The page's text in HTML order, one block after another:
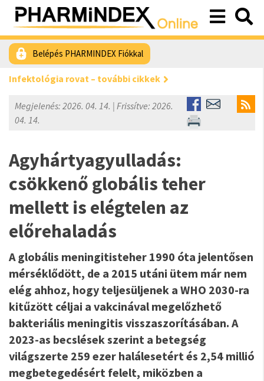
Belépés PHARMINDEX Fiókkal
Infektológia rovat – további cikkek
Megjelenés: 2026. 04. 14. | Frissítve: 2026.
04. 14.
Agyhártyagyulladás:
csökkenő globális teher
mellett is elégtelen az
előrehaladás
A globális meningitisteher 1990 óta jelentősen
mérséklődött, de a 2015 utáni ütem már nem
elég ahhoz, hogy teljesüljenek a WHO 2030-ra
kitűzött céljai a vakcinával megelőzhető
bakteriális meningitis visszaszorításában. A
2023-as becslések szerint a betegség
világszerte 259 ezer halálesetért és 2,54 millió
megbetegedésért felelt, miközben a